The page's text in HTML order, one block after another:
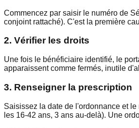
Commencez par saisir le numéro de
conjoint rattaché). C'est la première
2. Vérifier les droits
Une fois le bénéficiaire identifié, le
apparaissent comme fermés, inutile
3. Renseigner la prescription
Saisissez la date de l'ordonnance et
les 16-42 ans, 3 ans au-delà). Une